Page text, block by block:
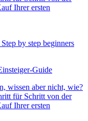
Ihrer ersten
Guide
wissen aber nicht, wie?
für Schritt von der
Ihrer ersten